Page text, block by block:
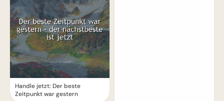
Handle jetzt: Der beste
Zeitpunkt war gestern